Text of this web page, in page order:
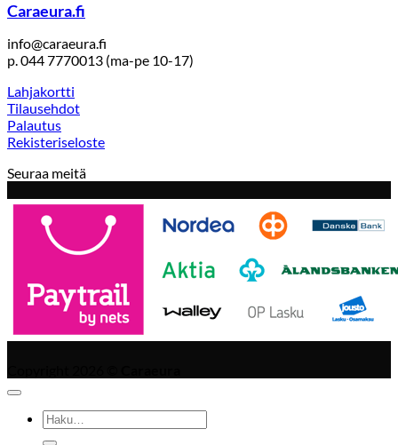
Caraeura.fi
info@caraeura.fi
p. 044 7770013 (ma-pe 10-17)
Lahjakortti
Tilausehdot
Palautus
Rekisteriseloste
Seuraa meitä
Etsi: